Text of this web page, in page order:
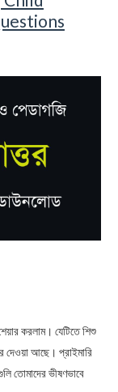
করলাম। যেটিতে শিশু
দেওয়া আছে। প্রাইমারি
তোমাদের ভীষণভাবে